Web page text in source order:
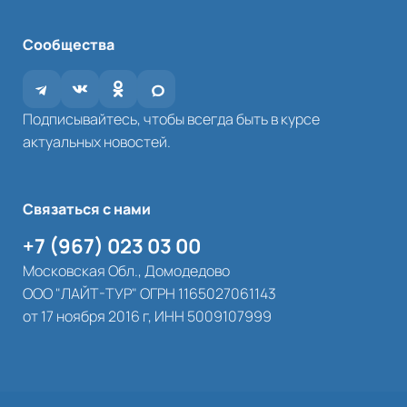
Сообщества
Подписывайтесь, чтобы всегда быть в курсе
актуальных новостей.
Связаться с нами
+7 (967) 023 03 00
Московская Обл., Домодедово
ООО "ЛАЙТ-ТУР" ОГРН 1165027061143
от 17 ноября 2016 г, ИНН 5009107999